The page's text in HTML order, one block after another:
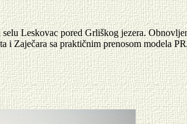
selu Leskovac pored Grliškog jezera.
i Zaječara sa praktičnim prenosom modela